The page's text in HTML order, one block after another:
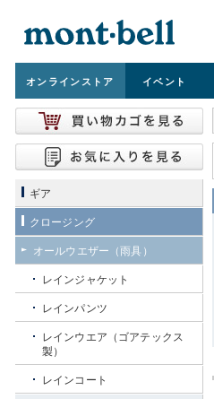
オンラインストア イベント
ギア
クロージング
オールウエザー（雨具）
レインジャケット
レインパンツ
レインウエア（ゴアテックス
製）
レインコート